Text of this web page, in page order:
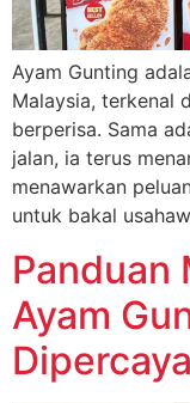
Ayam Gunting
Malaysia, terkenal
berperisa. Sama
jalan, ia terus
menawarkan
untuk bakal
Panduan
Ayam